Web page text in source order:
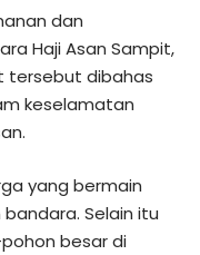
dan
Haji Asan Sampit,
tersebut dibahas
keselamatan
yang bermain
Selain itu
besar di